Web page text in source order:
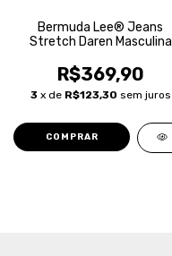
Bermuda Lee® Jeans
Stretch Daren Masculina
R$369,90
3 x de R$123,30 sem juros
COMPRAR